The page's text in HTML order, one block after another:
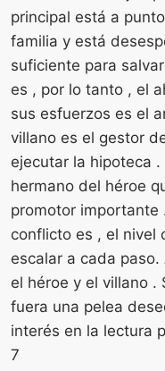
principal está a
familia y está
suficiente para
es , por lo tanto , el
sus esfuerzos es el
villano es el gestor
ejecutar la hipoteca
hermano del héroe
promotor importante
conflicto es , el nivel
escalar a cada
el héroe y el villano .
fuera una pelea
interés en la lectura
7